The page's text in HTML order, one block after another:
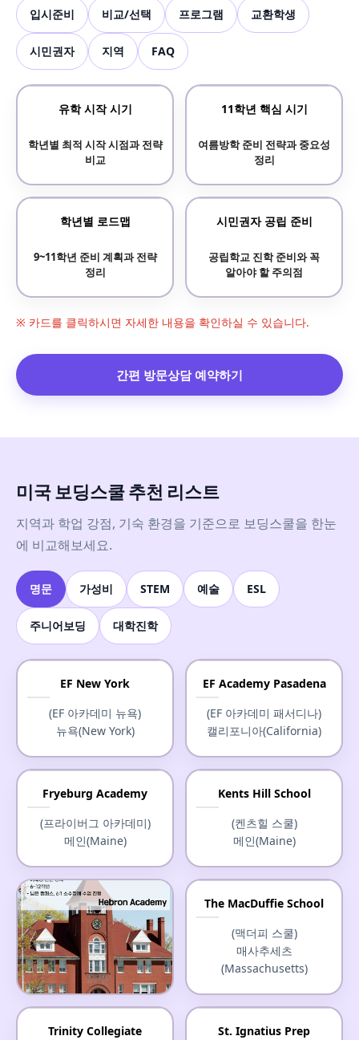
입시준비 비교/선택 프로그램 교환학생
시민권자 지역 FAQ
유학 시작 시기
학년별 최적 시작 시점과 전략
비교
11학년 핵심 시기
여름방학 준비 전략과 중요성
정리
학년별 로드맵
9~11학년 준비 계획과 전략
정리
시민권자 공립 준비
공립학교 진학 준비와 꼭
알아야 할 주의점
※ 카드를 클릭하시면 자세한 내용을 확인하실 수 있습니다.
간편 방문상담 예약하기
미국 보딩스쿨 추천 리스트
지역과 학업 강점, 기숙 환경을 기준으로 보딩스쿨을 한눈
에 비교해보세요.
명문 가성비 STEM 예술 ESL
주니어보딩 대학진학
EF New York
(EF 아카데미 뉴욕)
뉴욕(New York)
EF Academy Pasadena
(EF 아카데미 패서디나)
캘리포니아(California)
Fryeburg Academy
(프라이버그 아카데미)
메인(Maine)
Kents Hill School
(켄츠힐 스쿨)
메인(Maine)
The MacDuffie School
(맥더피 스쿨)
매사추세츠
(Massachusetts)
Trinity Collegiate St. Ignatius Prep